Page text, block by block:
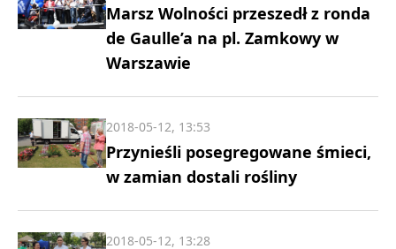
Marsz Wolności przeszedł z ronda
de Gaulle’a na pl. Zamkowy w
Warszawie
Przynieśli posegregowane śmieci,
w zamian dostali rośliny
2018-05-12, 13:53
2018-05-12, 13:28